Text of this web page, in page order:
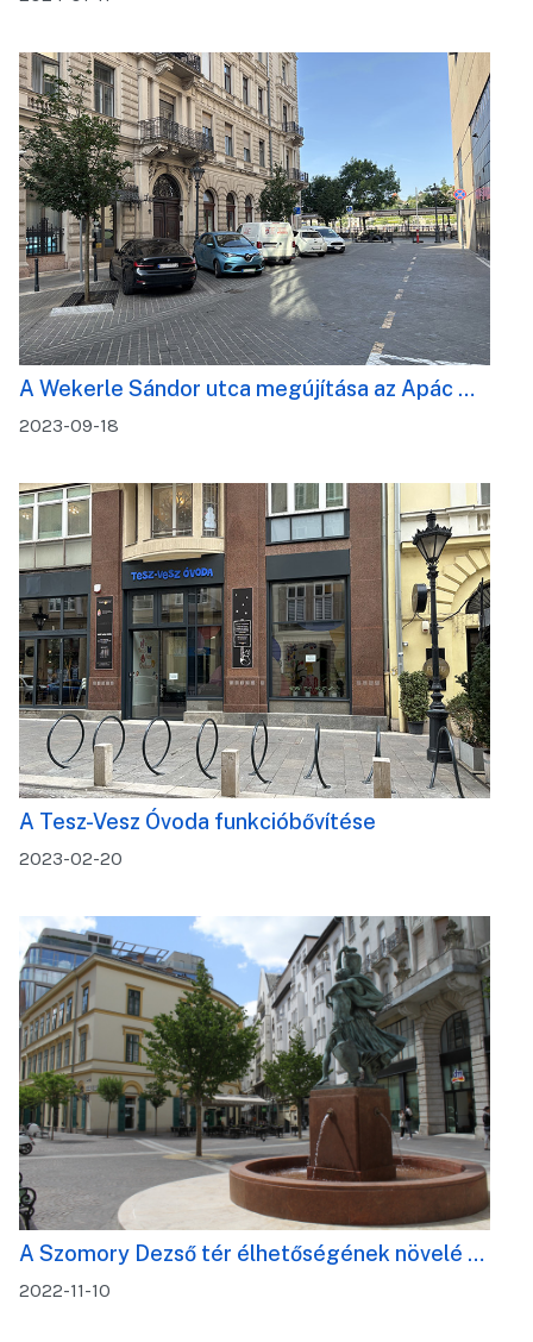
A Wekerle Sándor utca megújítása az Apác …
2023-09-18
A Tesz-Vesz Óvoda funkcióbővítése
2023-02-20
A Szomory Dezső tér élhetőségének növelé …
2022-11-10